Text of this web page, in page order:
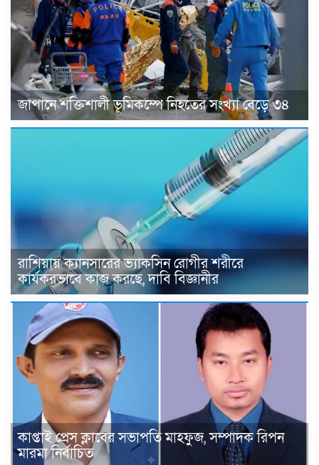
জাপানে শক্তিশালী ভূমিকম্পে নিহতের সংখ্যা বেড়ে ৩৪
রাশিয়ায় ক্যানসারের ভ্যাকসিন রোগীর শরীরে
কার্যকরভাবে কাজ করছে, দাবি বিজ্ঞানীর
কাপ্তাই প্রেস ক্লাবের সভাপতি মাহফুজ, সম্পাদক রিপন
মারমা নির্বাচিত